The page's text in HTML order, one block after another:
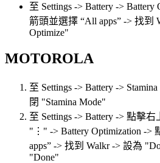
至 Settings -> Battery ->
箭頭並選擇 “All apps” -> 找到
Optimize"
MOTOROLA
至 Settings -> Battery ->
閉 "Stamina Mode"
至 Settings -> Battery -> 點擊
"⋮" -> Battery Optimization ->
apps” -> 找到 Walkr -> 設為
"Done"